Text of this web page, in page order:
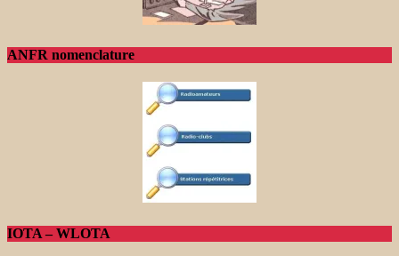
ANFR nomenclature
IOTA – WLOTA